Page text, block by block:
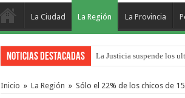
La Ciudad La Región La Provincia
Noticias Destacadas La Justicia suspende los
Se presentará la obra “La
Inicio » La Región » Sólo el 22% de los chicos de